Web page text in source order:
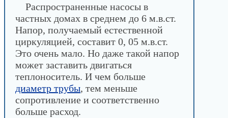
Распространенные насосы в
частных домах в среднем до 6 м.в.ст.
Напор, получаемый естественной
циркуляцией, составит 0, 05 м.в.ст.
Это очень мало. Но даже такой напор
может заставить двигаться
теплоноситель. И чем больше
диаметр трубы, тем меньше
сопротивление и соответственно
больше расход.